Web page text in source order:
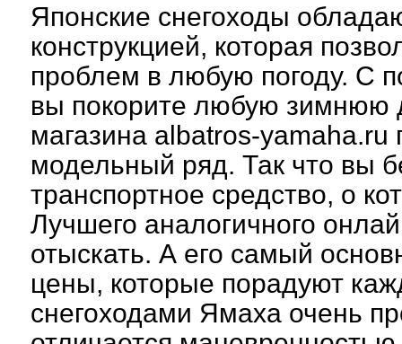
Японские снегоходы
конструкцией, которая
проблем в любую погоду. С
вы покорите любую зимнюю
магазина albatros-
модельный ряд. Так что вы
транспортное средство, о
Лучшего аналогичного
отыскать. А его самый
цены, которые порадуют
снегоходами Ямаха очень